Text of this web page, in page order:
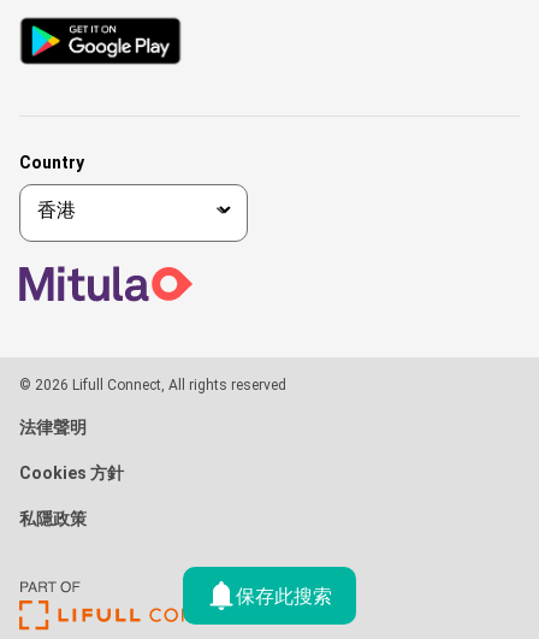
保存此搜索
Country
© 2026 Lifull Connect, All rights reserved
法律聲明
Cookies 方針
私隱政策